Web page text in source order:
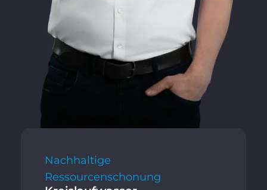
Nachhaltige
Ressourcenschonung